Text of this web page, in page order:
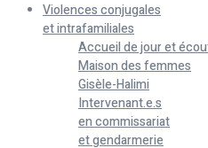
Violences conjugales
et intrafamiliales
Accueil de jour et
Maison des femmes
Gisèle-Halimi
Intervenant.e.s
en commissariat
et gendarmerie